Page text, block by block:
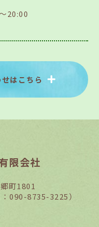
20:00
はこちら
限会社
町1801
090-8735-3225）